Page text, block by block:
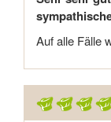
Auf alle Fälle